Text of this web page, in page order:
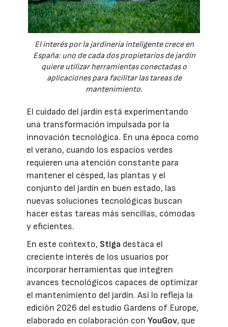
El interés por la jardinería inteligente crece en
España: uno de cada dos propietarios de jardín
quiere utilizar herramientas conectadas o
aplicaciones para facilitar las tareas de
mantenimiento.
El cuidado del jardín está experimentando
una transformación impulsada por la
innovación tecnológica. En una época como
el verano, cuando los espacios verdes
requieren una atención constante para
mantener el césped, las plantas y el
conjunto del jardín en buen estado, las
nuevas soluciones tecnológicas buscan
hacer estas tareas más sencillas, cómodas
y eficientes.
En este contexto, Stiga destaca el
creciente interés de los usuarios por
incorporar herramientas que integren
avances tecnológicos capaces de optimizar
el mantenimiento del jardín. Así lo refleja la
edición 2026 del estudio Gardens of Europe,
elaborado en colaboración conYouGov, que